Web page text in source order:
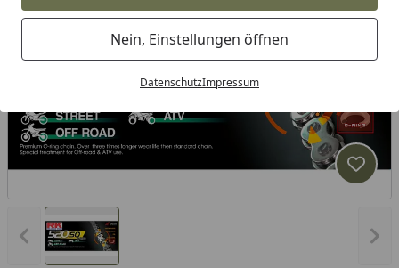
Nein, Einstellungen öffnen
DatenschutzImpressum
Vorheriges Bild anzeigen